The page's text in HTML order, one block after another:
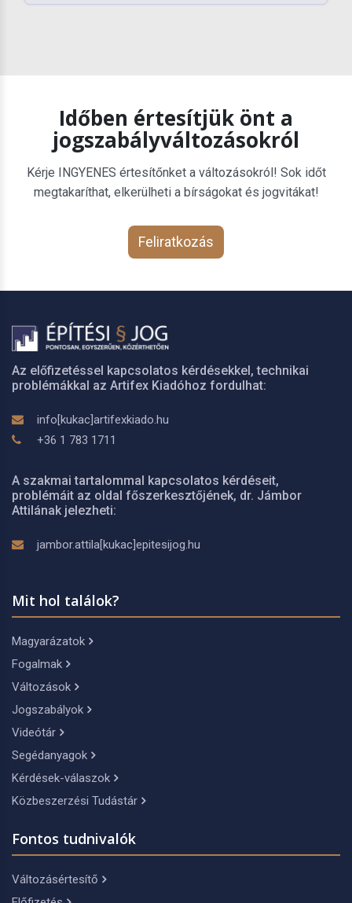
Időben értesítjük önt a
jogszabályváltozásokról
Kérje INGYENES értesítőnket a változásokról! Sok időt
megtakaríthat, elkerülheti a bírságokat és jogvitákat!
Feliratkozás
Az előfizetéssel kapcsolatos kérdésekkel, technikai
problémákkal az Artifex Kiadóhoz fordulhat:
info[kukac]artifexkiado.hu
+36 1 783 1711
A szakmai tartalommal kapcsolatos kérdéseit,
problémáit az oldal főszerkesztőjének, dr. Jámbor
Attilának jelezheti:
jambor.attila[kukac]epitesijog.hu
Mit hol találok?
Magyarázatok
Fogalmak
Változások
Jogszabályok
Videótár
Segédanyagok
Kérdések-válaszok
Közbeszerzési Tudástár
Fontos tudnivalók
Változásértesítő